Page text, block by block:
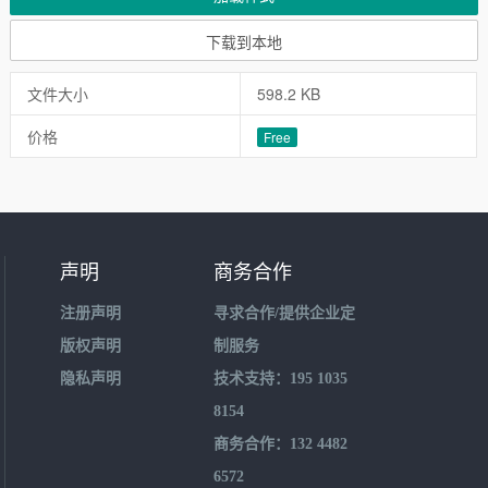
下载到本地
文件大小
598.2 KB
价格
Free
声明
注册声明
版权声明
隐私声明
商务合作
寻求合作/提供企业定
制服务
技术支持：195 1035
8154
商务合作：132 4482
6572